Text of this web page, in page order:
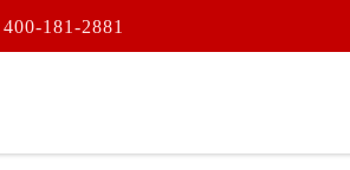
400-181-2881